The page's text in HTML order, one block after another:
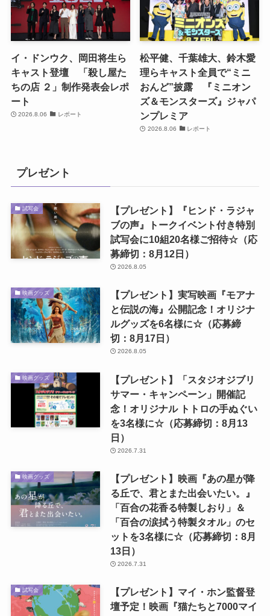
イ・ドンウク、岡田将生ら
キャスト登壇 「殺し屋た
ちの店 ２」制作発表会レポ
ート
2026.8.06 レポート
松平健、千葉雄大、鈴木愛
理らキャスト全員で“ミニ
おんど”披露 『ミニオン
ズ＆モンスターズ』ジャパ
ンプレミア
2026.8.06 レポート
プレゼント
試写会
【プレゼント】『ヒンド・ラジャ
ブの声』トークイベント付き特別
試写会に10組20名様ご招待☆（応
募締切：8月12日）
2026.8.05
映画グッズ
【プレゼント】実写映画『モアナ
と伝説の海』公開記念！オリジナ
ルグッズを6名様に☆（応募締
切：8月17日）
2026.8.05
映画グッズ
【プレゼント】「スタジオジブリ
サマー・キャンペーン」開催記
念！オリジナル トトロの手ぬぐい
を3名様に☆（応募締切：8月13
日）
2026.7.31
映画グッズ
【プレゼント】映画『あの星が降
る丘で、君とまた出会いたい。』
「百合の花香る特製しおり」＆
「百合の涙拭う特製タオル」のセ
ットを3名様に☆（応募締切：8月
13日）
2026.7.31
試写会
【プレゼント】マイ・ホン監督登
壇予定！映画『猫たちと7000マイ